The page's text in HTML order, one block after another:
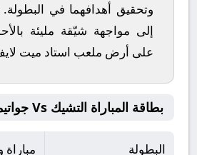
وتحقيق أهدافهما في البطولة.
إلى مواجهة شيّقة مليئة
على أرض ملعب استاد ميت
بطاقة المباراة التشيك Vs جواتيمالا
البطولة مباراة